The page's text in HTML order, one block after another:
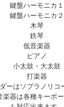
鍵盤ハーモニカ１
鍵盤ハーモニカ２
木琴
鉄琴
低音楽器
ピアノ
小太鼓・大太鼓
打楽器
ーはソプラノリコ
器は各種キーボ